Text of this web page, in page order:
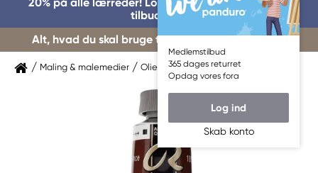
Medlemstilbud
365 dages returret
Opdag vores fora
Log ind
Skab konto
tilbuddet »
Alt, hvad du skal bruge til kursusstart – køb her »
Maling & malemedier Oliemaling Rembrandt